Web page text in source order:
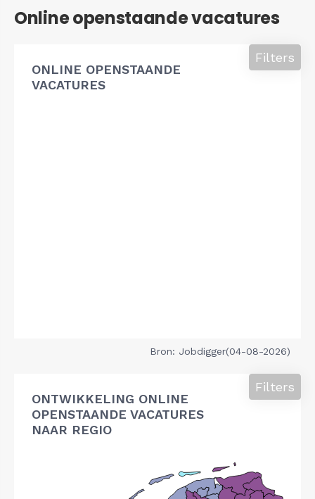
Online openstaande vacatures
ONLINE OPENSTAANDE
VACATURES
Filters
Bron: Jobdigger(04-08-2026)
ONTWIKKELING ONLINE
OPENSTAANDE VACATURES
NAAR REGIO
Filters